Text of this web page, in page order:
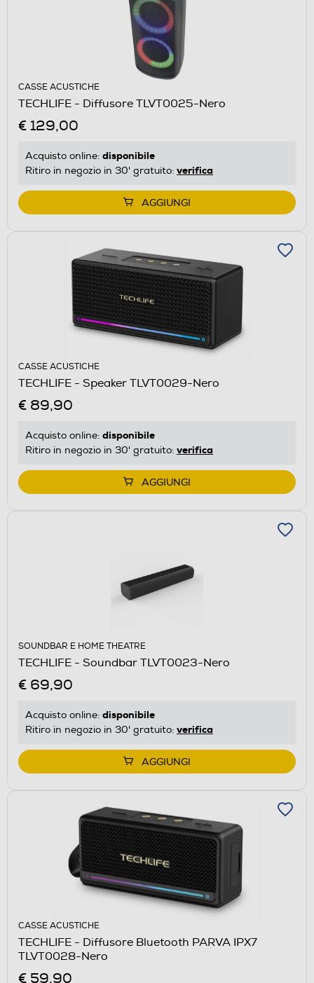
CASSE ACUSTICHE
TECHLIFE - Diffusore TLVT0025-Nero
€ 129,00
Acquisto online: disponibile
Ritiro in negozio in 30' gratuito: verifica
AGGIUNGI
CASSE ACUSTICHE
TECHLIFE - Speaker TLVT0029-Nero
€ 89,90
Acquisto online: disponibile
Ritiro in negozio in 30' gratuito: verifica
AGGIUNGI
SOUNDBAR E HOME THEATRE
TECHLIFE - Soundbar TLVT0023-Nero
€ 69,90
Acquisto online: disponibile
Ritiro in negozio in 30' gratuito: verifica
AGGIUNGI
CASSE ACUSTICHE
TECHLIFE - Diffusore Bluetooth PARVA IPX7
TLVT0028-Nero
€ 59,90